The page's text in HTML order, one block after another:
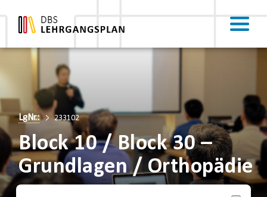
LgNr.: 233102
Block 10 / Block 30 –
Grundlagen / Orthopädie